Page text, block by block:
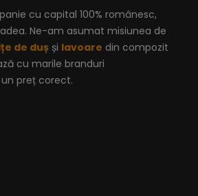
cu capital 100% românesc,
Ne-am asumat misiunea de
de duș și lavoare din compozit
cu marile branduri
preț corect.